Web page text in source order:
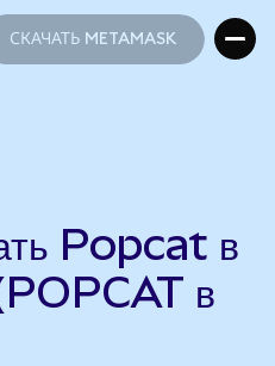
СКАЧАТЬ METAMASK
Popcat в
в